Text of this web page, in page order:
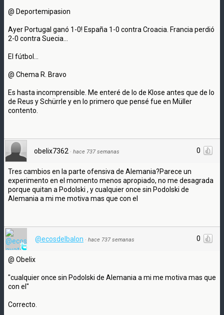
@ Deportemipasion
Ayer Portugal ganó 1-0! España 1-0 contra Croacia. Francia perdió
2-0 contra Suecia...
El fútbol...
@ Chema R. Bravo
Es hasta incomprensible. Me enteré de lo de Klose antes que de lo
de Reus y Schürrle y en lo primero que pensé fue en Müller
contento.
0
obelix7362 · hace 737 semanas
Tres cambios en la parte ofensiva de Alemania?Parece un
experimento en el momento menos apropiado, no me desagrada
porque quitan a Podolski , y cualquier once sin Podolski de
Alemania a mi me motiva mas que con el
0
@ecosdelbalon · hace 737 semanas
@ Obelix
"cualquier once sin Podolski de Alemania a mi me motiva mas que
con el"
Correcto.